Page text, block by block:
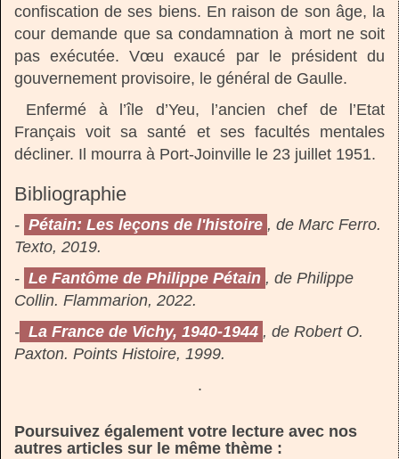
confiscation de ses biens. En raison de son âge, la
cour demande que sa condamnation à mort ne soit
pas exécutée. Vœu exaucé par le président du
gouvernement provisoire, le général de Gaulle.
Enfermé à l’île d’Yeu, l’ancien chef de l’Etat
Français voit sa santé et ses facultés mentales
décliner. Il mourra à Port-Joinville le 23 juillet 1951.
Bibliographie
- Pétain: Les leçons de l'histoire , de Marc Ferro.
Texto, 2019.
- Le Fantôme de Philippe Pétain , de Philippe
Collin. Flammarion, 2022.
- La France de Vichy, 1940-1944 , de Robert O.
Paxton. Points Histoire, 1999.
.
Poursuivez également votre lecture avec nos
autres articles sur le même thème :